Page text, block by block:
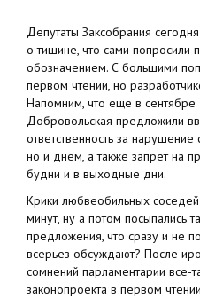
Депутаты Заксобрания
о тишине, что сами попросили
обозначением. С большими
первом чтении, но
Напомним, что еще в сентябре
Добровольская предложили
ответственность за нарушение
но и днем, а также запрет на
будни и в выходные дни.
Крики любвеобильных
минут, ну а потом посыпались
предложения, что сразу и не
всерьез обсуждают? После
сомнений парламентарии все-
законопроекта в первом